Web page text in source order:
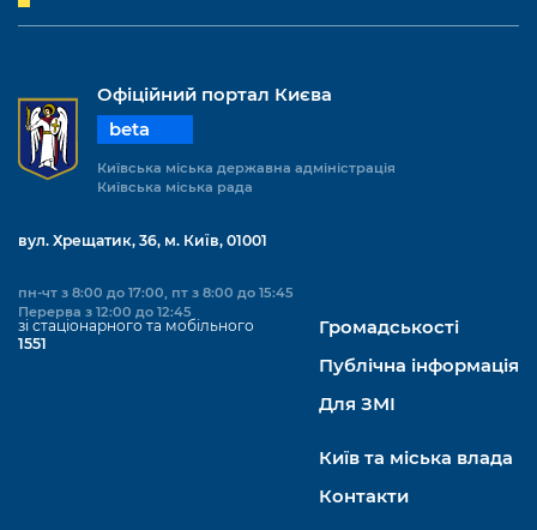
Офіційний портал Києва
beta
Київська міська державна адміністрація
Київська міська рада
вул. Хрещатик, 36, м. Київ, 01001
пн-чт з 8:00 до 17:00, пт з 8:00 до 15:45
Перерва з 12:00 до 12:45
зі стаціонарного та мобільного
1551
Громадськості
Публічна інформація
Для ЗМІ
Київ та міська влада
Контакти